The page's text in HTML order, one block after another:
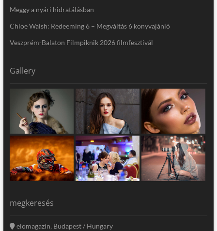
Meggy a nyári hidratálásban
Chloe Walsh: Redeeming 6 – Megváltás 6 könyvajánló
Veszprém-Balaton Filmpiknik 2026 filmfesztivál
Gallery
megkeresés
elomagazin, Budapest / Hungary